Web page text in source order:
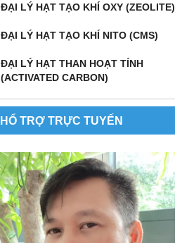
ĐẠI LÝ HẠT TẠO KHÍ OXY (ZEOLITE)
ĐẠI LÝ HẠT TẠO KHÍ NITO (CMS)
ĐẠI LÝ HẠT THAN HOẠT TÍNH
(ACTIVATED CARBON)
HỔ TRỢ TRỰC TUYẾN